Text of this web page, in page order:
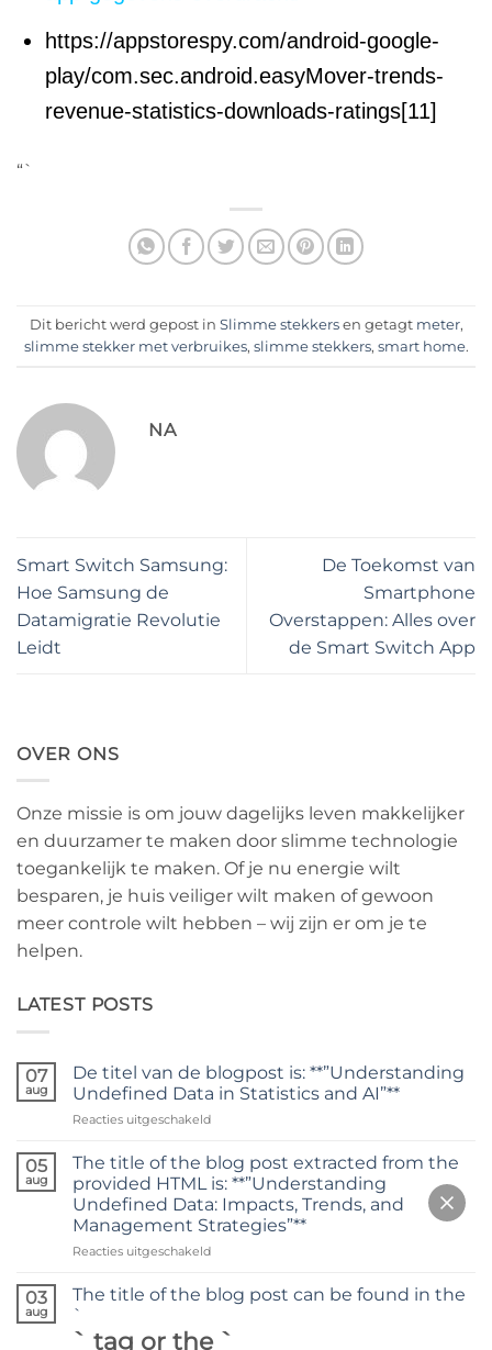
https://appstorespy.com/android-google-
play/com.sec.android.easyMover-trends-
revenue-statistics-downloads-ratings[11]
“`
Dit bericht werd gepost in Slimme stekkersen getagt meter,
slimme stekker met verbruikes, slimme stekkers, smart home.
NA
Smart Switch Samsung:
Hoe Samsung de
Datamigratie Revolutie
Leidt
De Toekomst van
Smartphone
Overstappen: Alles over
de Smart Switch App
OVER ONS
Onze missie is om jouw dagelijks leven makkelijker
en duurzamer te maken door slimme technologie
toegankelijk te maken. Of je nu energie wilt
besparen, je huis veiliger wilt maken of gewoon
meer controle wilt hebben – wij zijn er om je te
helpen.
LATEST POSTS
07
aug
De titel van de blogpost is: **”Understanding
Undefined Data in Statistics and AI”**
Reacties uitgeschakeld
05
aug
The title of the blog post extracted from the
provided HTML is: **”Understanding
Undefined Data: Impacts, Trends, and
Management Strategies”**
Reacties uitgeschakeld
03
aug
The title of the blog post can be found in the
`
` tag or the `